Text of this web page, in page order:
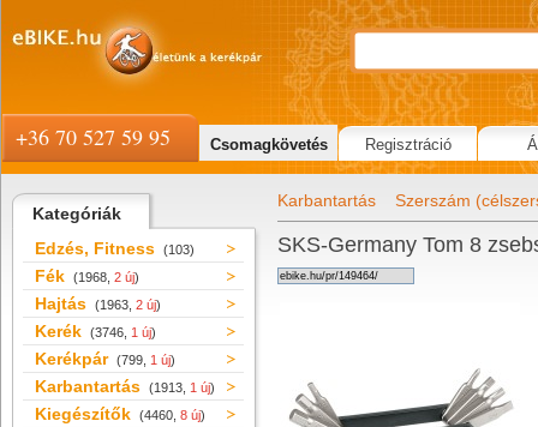
Kategóriák
Edzés, Fitness (103)
Fék (1968, 2 új)
Hajtás (1963, 2 új)
Kerék (3746, 1 új)
Kerékpár (799, 1 új)
Karbantartás (1913, 1 új)
Kiegészítők (4460, 8 új)
Karbantartás Szerszám
SKS-Germany Tom 8
+36 70 527 59 95 Csomagkövetés Regisztráció